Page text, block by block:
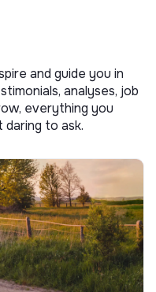
and guide you in
analyses, job
everything you
to ask.